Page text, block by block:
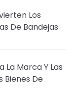
Los
De Bandejas
La Marca Y Las
Bienes De